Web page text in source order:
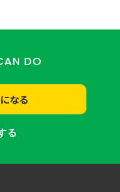
DO
なる
る